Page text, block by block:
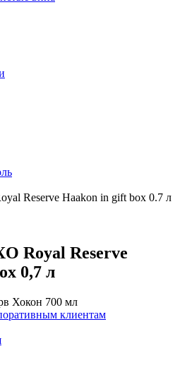
Reserve Haakon in gift box 0.7 л
Royal Reserve
0,7 л
Хокон 700 мл
клиентам